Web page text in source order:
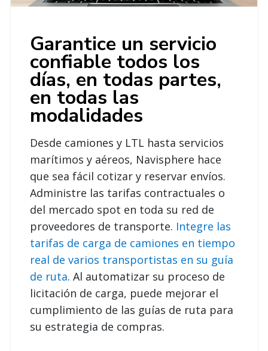
Garantice un servicio
confiable todos los
días, en todas partes,
en todas las
modalidades
Desde camiones y LTL hasta servicios
marítimos y aéreos, Navisphere hace
que sea fácil cotizar y reservar envíos.
Administre las tarifas contractuales o
del mercado spot en toda su red de
proveedores de transporte. Integre las
tarifas de carga de camiones en tiempo
real de varios transportistas en su guía
de ruta. Al automatizar su proceso de
licitación de carga, puede mejorar el
cumplimiento de las guías de ruta para
su estrategia de compras.